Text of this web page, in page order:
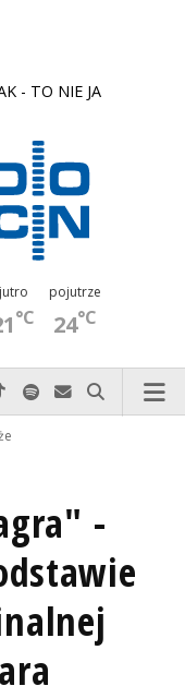
- TO NIE JA
jutro
°C
pojutrze
24°C
do nas zadzwoń
Facebook-u
nas na Xnas na Instagram-ie
Odwiedź nas na TikTok-u
Szukaj nas na Spotify
Wyślij do nas
Szukaj
-